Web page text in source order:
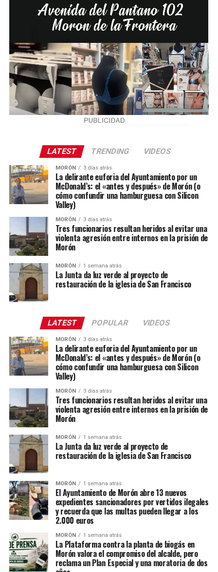
LATEST TRENDING VIDEOS
MORÓN 3 días atrás
La delirante euforia del Ayuntamiento por un
McDonald’s: el «antes y después» de Morón (o
cómo confundir una hamburguesa con Silicon
Valley)
MORÓN 3 días atrás
Tres funcionarios resultan heridos al evitar una
violenta agresión entre internos en la prisión de
Morón
MORÓN 1 semana atrás
La Junta da luz verde al proyecto de
restauración de la iglesia de San Francisco
LATEST POPULAR VIDEOS
MORÓN 3 días atrás
La delirante euforia del Ayuntamiento por un
McDonald’s: el «antes y después» de Morón (o
cómo confundir una hamburguesa con Silicon
Valley)
MORÓN 3 días atrás
Tres funcionarios resultan heridos al evitar una
violenta agresión entre internos en la prisión de
Morón
MORÓN 1 semana atrás
La Junta da luz verde al proyecto de
restauración de la iglesia de San Francisco
MORÓN 1 semana atrás
El Ayuntamiento de Morón abre 13 nuevos
expedientes sancionadores por vertidos ilegales
y recuerda que las multas pueden llegar a los
2.000 euros
MORÓN 1 semana atrás
La Plataforma contra la planta de biogás en
Morón valora el compromiso del alcalde, pero
reclama un Plan Especial y una moratoria de dos